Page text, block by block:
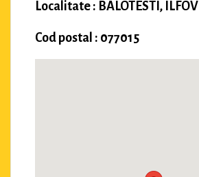
Localitate : BALOTESTI, ILFOV
Cod postal : 077015